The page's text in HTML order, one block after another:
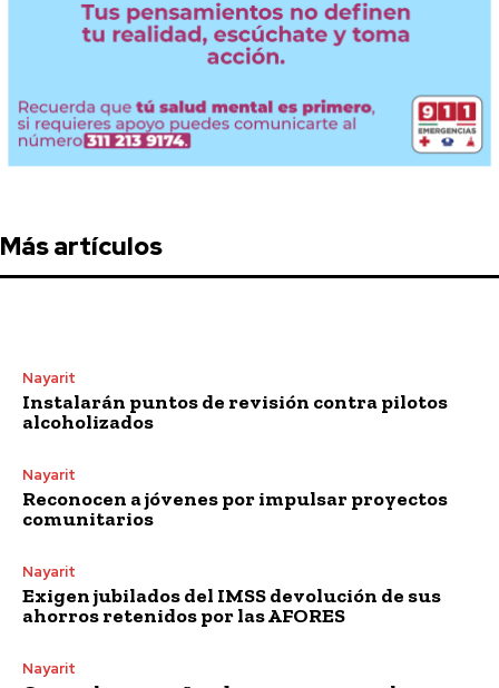
Más artículos
Nayarit
Instalarán puntos de revisión contra pilotos
alcoholizados
Nayarit
Reconocen a jóvenes por impulsar proyectos
comunitarios
Nayarit
Exigen jubilados del IMSS devolución de sus
ahorros retenidos por las AFORES
Nayarit